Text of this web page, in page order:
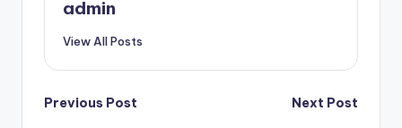
admin
View All Posts
Post
Previous Post
Next Post